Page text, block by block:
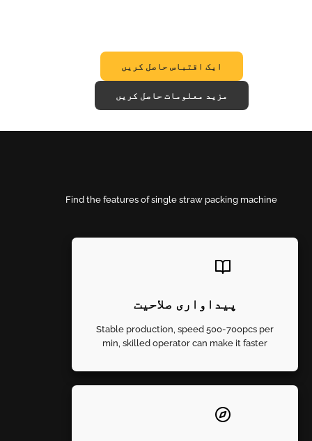
ایک اقتباس حاصل کریں
مزید معلومات حاصل کریں
Find the features of single straw packing machine
پیداواری صلاحیت
Stable production, speed 500-700pcs per
min, skilled operator can make it faster